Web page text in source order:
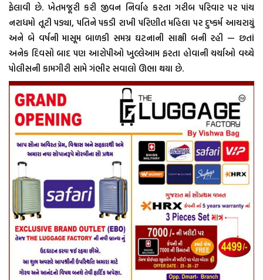
ફેલાવી છે. ખેતમજૂરી કરી જીવન નિર્વાહ કરતા ગરીબ પરિવાર પર પાંચ
નરાધમો તૂટી પડ્યા, પતિને પકડી રાખી પરિણીત મહિલા પર દુષ્કર્મ આચરાયું
અને બે વર્ષની માસૂમ બાળકી સમગ્ર ઘટનાની સાક્ષી બની રહી — છતાં
અનેક દિવસો બાદ પણ આરોપીઓ ખુલ્લેઆમ ફરતા હોવાની ચર્ચાઓ વચ્ચે
પોલીસની કામગીરી સામે ગંભીર સવાલો ઊભા થયા છે.